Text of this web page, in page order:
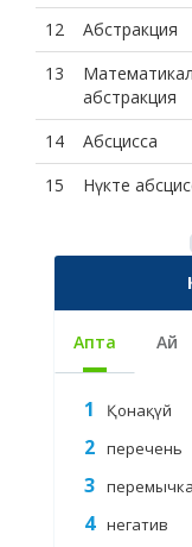
12
Абстракция
13
абстракция
14
Абсцисса
15
Нүкте
Апта Ай
Қонақүй
перечень
перемычка
негатив